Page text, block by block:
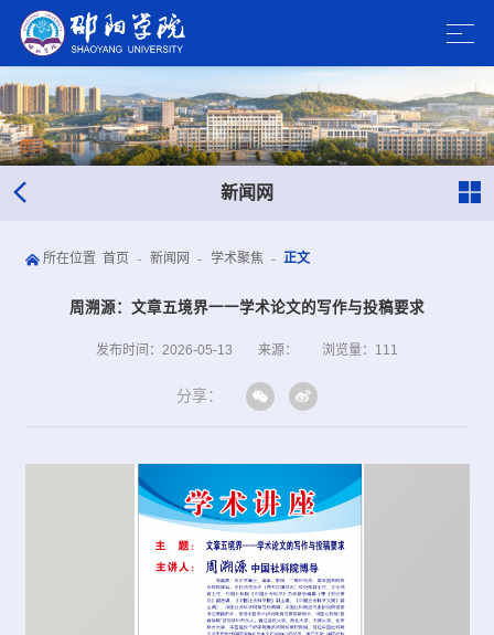
新闻网
所在位置 首页 新闻网 学术聚焦 正文
周溯源：文章五境界一一学术论文的写作与投稿要求
发布时间：2026-05-13 来源： 浏览量： 111
分享：